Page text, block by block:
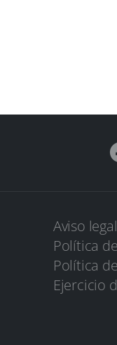
Aviso legal
Política
Política
Ejercicio